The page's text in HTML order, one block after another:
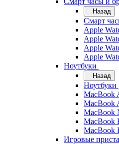
Назад
Смарт
Apple
Apple
Apple
Apple
Ноутбуки
Назад
Ноутбуки
MacBook
MacBook
MacBook
MacBook
MacBook
Игровые